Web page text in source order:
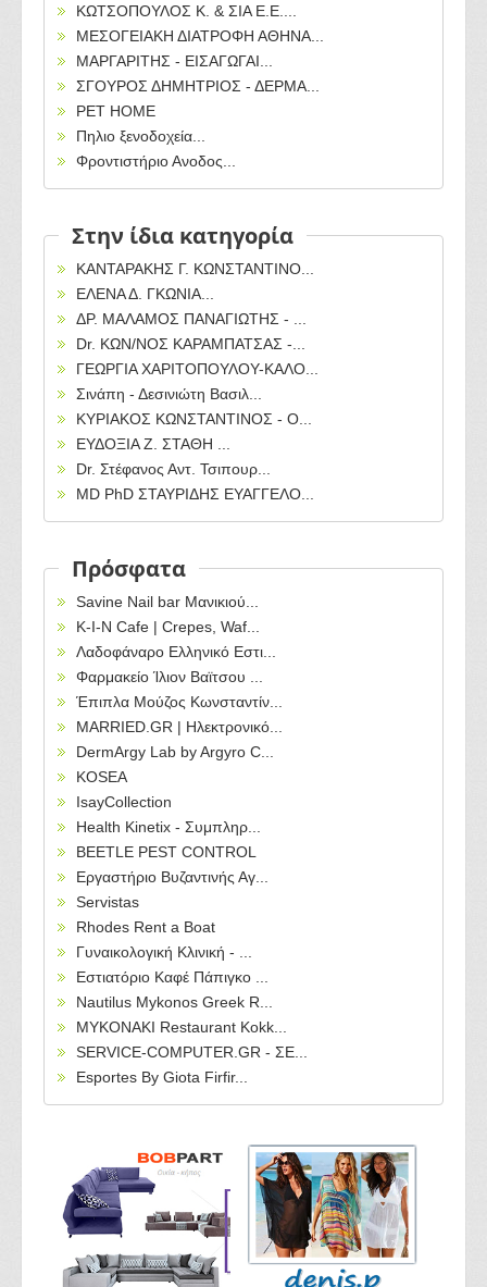
ΚΩΤΣΟΠΟΥΛΟΣ Κ. & ΣΙΑ Ε.Ε....
ΜΕΣΟΓΕΙΑΚΗ ΔΙΑΤΡΟΦΗ ΑΘΗΝΑ...
ΜΑΡΓΑΡΙΤΗΣ - ΕΙΣΑΓΩΓΑΙ...
ΣΓΟΥΡΟΣ ΔΗΜΗΤΡΙΟΣ - ΔΕΡΜΑ...
PET HOME
Πηλιο ξενοδοχεία...
Φροντιστήριο Ανοδος...
Στην ίδια κατηγορία
ΚΑΝΤΑΡΑΚΗΣ Γ. ΚΩΝΣΤΑΝΤΙΝΟ...
ΕΛΕΝΑ Δ. ΓΚΩΝΙΑ...
ΔΡ. ΜΑΛΑΜΟΣ ΠΑΝΑΓΙΩΤΗΣ - ...
Dr. ΚΩΝ/ΝΟΣ ΚΑΡΑΜΠΑΤΣΑΣ -...
ΓΕΩΡΓΙΑ ΧΑΡΙΤΟΠΟΥΛΟΥ-ΚΑΛΟ...
Σινάπη - Δεσινιώτη Βασιλ...
ΚΥΡΙΑΚΟΣ ΚΩΝΣΤΑΝΤΙΝΟΣ - Ο...
ΕΥΔΟΞΙΑ Ζ. ΣΤΑΘΗ ...
Dr. Στέφανος Αντ. Τσιπουρ...
ΜD PhD ΣΤΑΥΡΙΔΗΣ ΕΥΑΓΓΕΛΟ...
Πρόσφατα
Savine Nail bar Μανικιού...
Κ-Ι-Ν Cafe | Crepes, Waf...
Λαδοφάναρο Ελληνικό Εστι...
Φαρμακείο Ίλιον Βαϊτσου ...
Έπιπλα Μούζος Κωνσταντίν...
MARRIED.GR | Ηλεκτρονικό...
DermArgy Lab by Argyro C...
KOSEA
IsayCollection
Health Kinetix - Συμπληρ...
BEETLE PEST CONTROL
Εργαστήριο Βυζαντινής Αγ...
Servistas
Rhodes Rent a Boat
Γυναικολογική Κλινική - ...
Εστιατόριο Καφέ Πάπιγκο ...
Nautilus Mykonos Greek R...
MYKONAKI Restaurant Kokk...
SERVICE-COMPUTER.GR - ΣΕ...
Esportes By Giota Firfir...